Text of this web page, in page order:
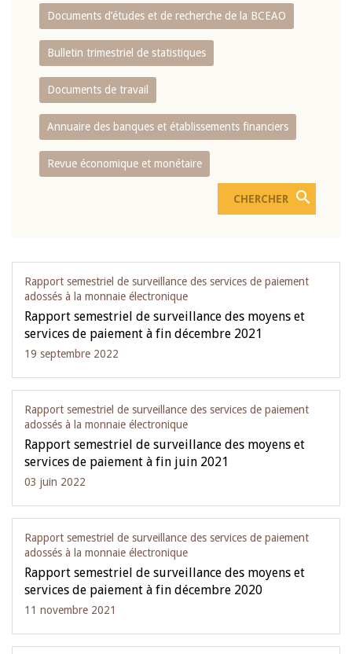
Documents d’études et de recherche de la BCEAO
Bulletin trimestriel de statistiques
Documents de travail
Annuaire des banques et établissements financiers
Revue économique et monétaire
Rapport semestriel de surveillance des services de paiement
adossés à la monnaie électronique
Rapport semestriel de surveillance des moyens et
services de paiement à fin décembre 2021
19 septembre 2022
Rapport semestriel de surveillance des services de paiement
adossés à la monnaie électronique
Rapport semestriel de surveillance des moyens et
services de paiement à fin juin 2021
03 juin 2022
Rapport semestriel de surveillance des services de paiement
adossés à la monnaie électronique
Rapport semestriel de surveillance des moyens et
services de paiement à fin décembre 2020
11 novembre 2021